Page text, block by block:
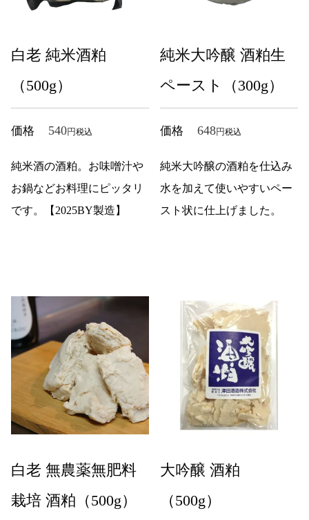
白老 純米酒粕
（500g）
価格 540 税込
純米酒の酒粕。お味噌汁や
お鍋などお料理にピッタリ
です。【2025BY製造】
純米大吟醸 酒粕生
ペースト（300g）
価格 648 税込
純米大吟醸の酒粕を仕込み
水を加えて使いやすいペー
スト状に仕上げました。
白老 無農薬無肥料
栽培 酒粕（500g）
大吟醸 酒粕
（500g）